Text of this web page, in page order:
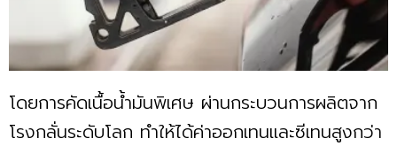
โดยการคัดเนื้อน้ำมันพิเศษ ผ่านกระบวนการผลิตจาก
โรงกลั่นระดับโลก ทำให้ได้ค่าออกเทนและซีเทนสูงกว่า